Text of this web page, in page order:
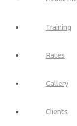
Training
Rates
Gallery
Clients